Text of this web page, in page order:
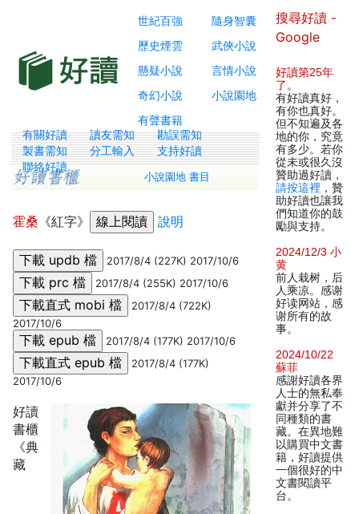
世紀百強
隨身智囊
歷史煙雲
武俠小說
懸疑小說
言情小說
奇幻小說
小說園地
有聲書籍
有關好讀 讀友需知
勘誤需知
製書需知
分工輸入
支持好讀
聯絡好讀
小說園地 書目
霍桑 《紅字》 說明
2017/8/4 (227K) 2017/10/6
2017/8/4 (255K) 2017/10/6
2017/8/4 (722K)
2017/10/6
2017/8/4 (177K) 2017/10/6
2017/8/4 (177K)
2017/10/6
好讀
書櫃
《典
藏
搜尋好讀 -
Google
好讀第25年
了 。
有好讀真好，
有你也真好。
但不知遍及各
地的你，究竟
有多少。若你
從未或很久沒
贊助過好讀，
請按這裡 ，贊
助好讀也讓我
們知道你的鼓
勵與支持。
2024/12/3 小
黄
前人栽树，后
人乘凉。感谢
好读网站，感
谢所有的故
事。
2024/10/22
蘇菲
感謝好讀各界
人士的無私奉
獻并分享了不
同種類的書
藏。在異地難
以購買中文書
籍，好讀提供
一個很好的中
文書閱讀平
台。